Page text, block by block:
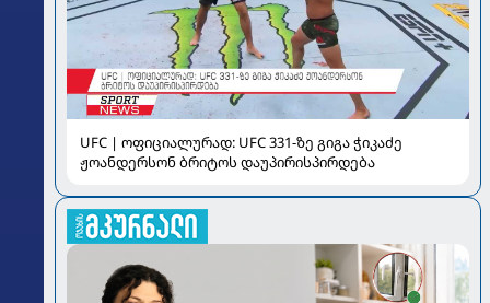
UFC | ოფიციალურად: UFC 331-ზე გიგა ჭიკაძე
ჟოანდერსონ ბრიტოს დაუპირისპირდება